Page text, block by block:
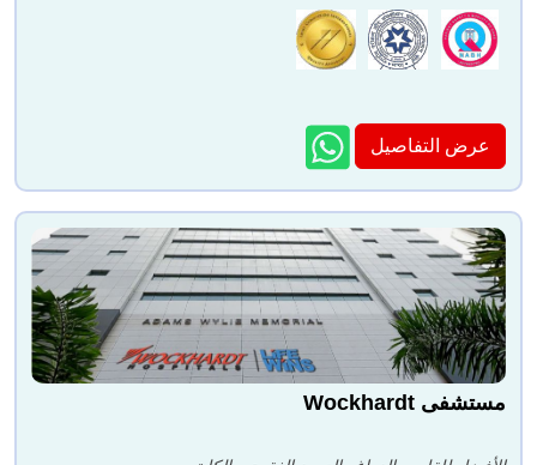
عرض التفاصيل
مستشفى Wockhardt